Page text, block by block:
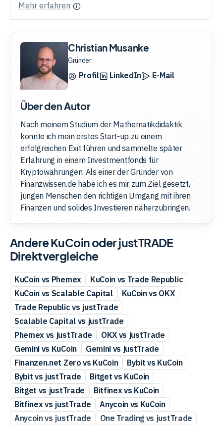
Mehr erfahren
Christian Musanke
Gründer
Profil LinkedIn E-Mail
Über den Autor
Nach meinem Studium der Mathematikdidaktik
konnte ich mein erstes Start-up zu einem
erfolgreichen Exit führen und sammelte später
Erfahrung in einem Investmentfonds für
Kryptowährungen. Als einer der Gründer von
Finanzwissen.de habe ich es mir zum Ziel gesetzt,
jungen Menschen den richtigen Umgang mit ihren
Finanzen und solides Investieren näherzubringen.
Andere KuCoin oder justTRADE
Direktvergleiche
KuCoin vs Phemex
KuCoin vs Trade Republic
KuCoin vs Scalable Capital
KuCoin vs OKX
Trade Republic vs justTrade
Scalable Capital vs justTrade
Phemex vs justTrade
OKX vs justTrade
Gemini vs KuCoin
Gemini vs justTrade
Finanzen.net Zero vs KuCoin
Bybit vs KuCoin
Bybit vs justTrade
Bitget vs KuCoin
Bitget vs justTrade
Bitfinex vs KuCoin
Bitfinex vs justTrade
Anycoin vs KuCoin
Anycoin vs justTrade
One Trading vs justTrade